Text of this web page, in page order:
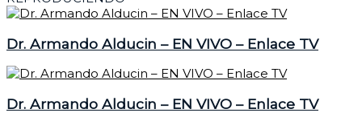
Dr. Armando Alducin – EN VIVO – Enlace TV
Dr. Armando Alducin – EN VIVO – Enlace TV